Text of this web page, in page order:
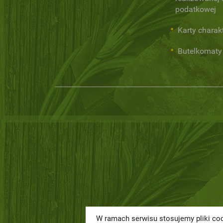
podatkowej
Karty
Butelkomaty
W ramach serwisu stosujemy pliki